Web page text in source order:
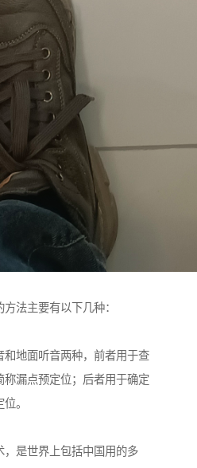
法主要有以下几种：
地面听音两种，前者用于查
漏点预定位；后者用于确定
。
是世界上包括中国用的多